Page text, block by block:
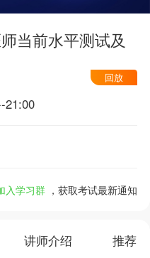
当前水平测试及
回放
21:00
入学习群 ，获取考试最新通知
讲师介绍 推荐